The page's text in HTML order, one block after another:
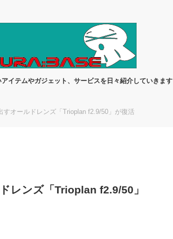
イテムやガジェット、サービスを日々紹介していきます
すオールドレンズ「Trioplan f2.9/50」が復活
レンズ「Trioplan f2.9/50」